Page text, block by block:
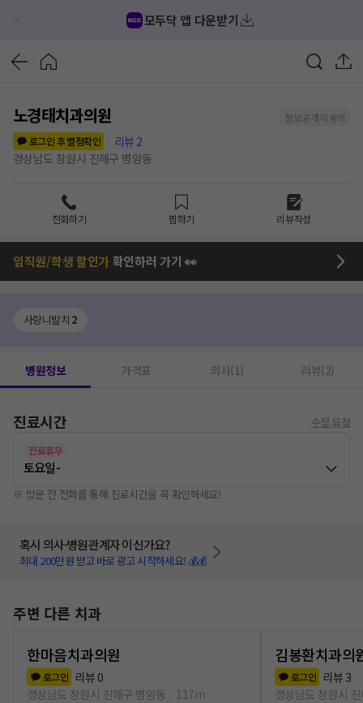
모두닥 앱 다운받기
노경태치과의원
정보공개 미동의
로그인 후 별점확인
리뷰 2
경상남도 창원시 진해구 병암동
전화하기 찜하기 리뷰작성
임직원/학생 할인가확인하러 가기 👀
사랑니발치 2
병원정보 가격표 의사(1) 리뷰(2)
진료시간 수정 요청
진료휴무
토요일-
※ 방문 전 전화를 통해 진료시간을 꼭 확인하세요!
혹시 의사·병원관계자 이신가요?
최대 200만원 받고 바로 광고 시작하세요! 💰💰
주변 다른 치과
한마음치과의원
로그인 리뷰 0
경상남도 창원시 진해구 병암동
117m
김봉환치과의
로그인 리뷰 3
경상남도 창원시